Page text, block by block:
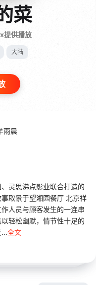
菜
提供播放
大陆
雨晨
灵思沸点影业联合打造的
取景于望湘园餐厅 北京祥
人员与顾客发生的一连串
松幽默，情节性十足的
全文